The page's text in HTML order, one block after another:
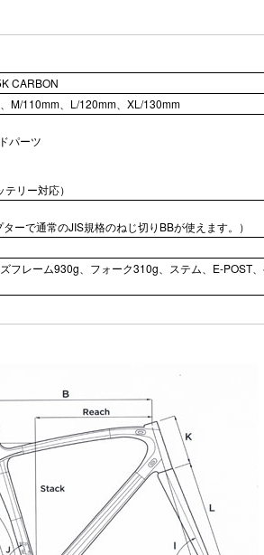
CARBON
M/110mm、L/120mm、XL/130mm
パーツ
リー対応）
ターで通常のJIS規格のねじ切りBBが使えます。）
フレーム930g、フォーク310g、ステム、E-POST